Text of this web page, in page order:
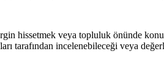
hissetmek veya topluluk önünde
tarafından incelenebileceği veya